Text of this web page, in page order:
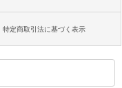
特定商取引法に基づく表示